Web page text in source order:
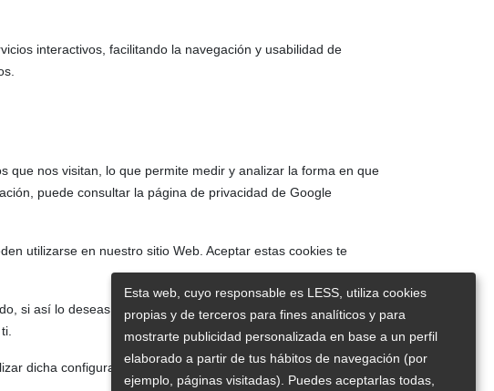
interactivos, facilitando la navegación y usabilidad de
que nos visitan, lo que permite medir y analizar la forma en que
puede consultar la página de privacidad de Google
utilizarse en nuestro sitio Web. Aceptar estas cookies te
si así lo deseas, impedir que sean instaladas en tu disco duro.
dicha configuración:
Esta web, cuyo responsable es LESS, utiliza cookies
propias y de terceros para fines analíticos y para
mostrarte publicidad personalizada en base a un perfil
elaborado a partir de tus hábitos de navegación (por
ejemplo, páginas visitadas). Puedes aceptarlas todas,